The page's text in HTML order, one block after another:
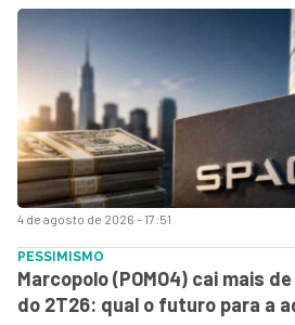
4 de agosto de 2026 - 17:51
PESSIMISMO
Marcopolo (POMO4) cai mais
do 2T26: qual o futuro para a